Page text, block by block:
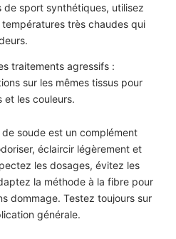
de sport synthétiques, utilisez
très chaudes qui
traitements agressifs :
sur les mêmes tissus pour
et les couleurs.
soude est un complément
éclaircir légèrement et
les dosages, évitez les
la méthode à la fibre pour
dommage. Testez toujours sur
générale.